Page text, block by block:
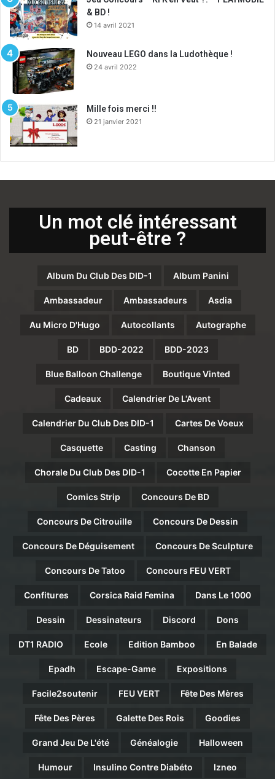
& BD !
14 avril 2021
Nouveau LEGO dans la Ludothèque !
24 avril 2022
Mille fois merci !!
21 janvier 2021
Un mot clé intéressant
peut-être ?
Album Du Club Des DID-1 Album Panini
Ambassadeur Ambassadeurs Asdia
Au Micro D'Hugo Autocollants Autographe
BD BDD-2022 BDD-2023
Blue Balloon Challenge Boutique Vinted
Cadeaux Calendrier De L'Avent
Calendrier Du Club Des DID-1 Cartes De Voeux
Casquette Casting Chanson
Chorale Du Club Des DID-1 Cocotte En Papier
Comics Strip Concours De BD
Concours De Citrouille Concours De Dessin
Concours De Déguisement Concours De Sculpture
Concours De Tatoo Concours FEU VERT
Confitures Corsica Raid Femina Dans Le 1000
Dessin Dessinateurs Discord Dons
DT1 RADIO Ecole Edition Bamboo En Balade
Epadh Escape-Game Expositions
Facile2soutenir FEU VERT Fête Des Mères
Fête Des Pères Galette Des Rois Goodies
Grand Jeu De L'été Généalogie Halloween
Humour Insulino Contre Diabéto Izneo